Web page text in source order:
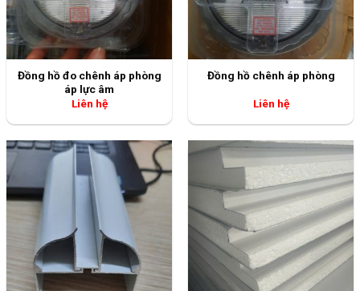
Đồng hồ đo chênh áp phòng
áp lực âm
Liên hệ
Đồng hồ chênh áp phòng
Liên hệ